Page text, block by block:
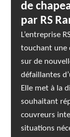
de
par RS
L’entreprise
touchant une
sur de
défaillantes
Elle met à la
souhaitant
couvreurs
situations